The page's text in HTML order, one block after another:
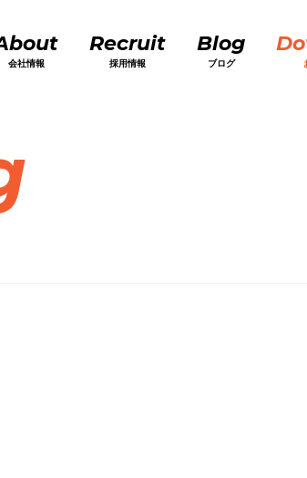
会社情報
Recruit
採用情報
Blog
ブログ